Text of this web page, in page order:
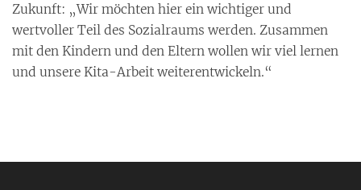
Zukunft: „Wir möchten hier ein wichtiger und
wertvoller Teil des Sozialraums werden. Zusammen
mit den Kindern und den Eltern wollen wir viel lernen
und unsere Kita-Arbeit weiterentwickeln.“